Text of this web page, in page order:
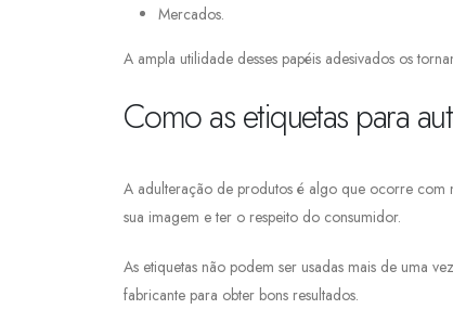
Mercados.
A ampla utilidade desses papéis adesivados os
Como as etiquetas para
A adulteração de produtos é algo que ocorre com
sua imagem e ter o respeito do consumidor.
As etiquetas não podem ser usadas mais de uma
fabricante para obter bons resultados.